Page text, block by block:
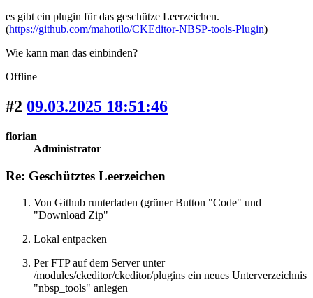
es gibt ein plugin für das geschütze Leerzeichen.
(https://github.com/mahotilo/CKEditor-NBSP-tools-Plugin)
Wie kann man das einbinden?
Offline
#2 09.03.2025 18:51:46
florian
Administrator
Re: Geschütztes Leerzeichen
Von Github runterladen (grüner Button "Code" und
"Download Zip"
Lokal entpacken
Per FTP auf dem Server unter
/modules/ckeditor/ckeditor/plugins ein neues Unterverzeichnis
"nbsp_tools" anlegen